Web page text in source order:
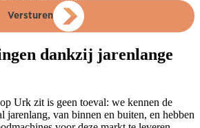
Versturen
dankzij jarenlange
Urk zit is geen toeval: we kennen de
jarenlang, van binnen en buiten, en hebben